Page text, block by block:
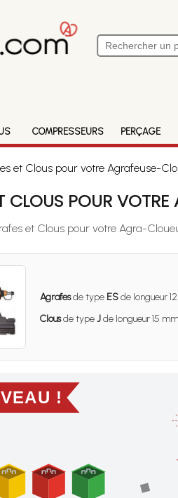
COMPRESSEURS PERÇAGE
et Clous pour votre Agrafeuse-
CLOUS POUR
et Clous pour votre Agra-
Agrafesde type ESde longueur
Clousde typeJde longueur 15
!